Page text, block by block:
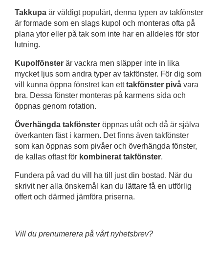
Takkupa är väldigt populärt, denna typen av takfönster
är formade som en slags kupol och monteras ofta på
plana ytor eller på tak som inte har en alldeles för stor
lutning.
Kupolfönster är vackra men släpper inte in lika
mycket ljus som andra typer av takfönster. För dig som
vill kunna öppna fönstret kan etttakfönster pivå vara
bra. Dessa fönster monteras på karmens sida och
öppnas genom rotation.
Överhängda takfönster öppnas utåt och då är själva
överkanten fäst i karmen. Det finns även takfönster
som kan öppnas som pivåer och överhängda fönster,
de kallas oftast för kombinerat takfönster.
Fundera på vad du vill ha till just din bostad. När du
skrivit ner alla önskemål kan du lättare få en utförlig
offert och därmed jämföra priserna.
Vill du prenumerera på vårt nyhetsbrev?